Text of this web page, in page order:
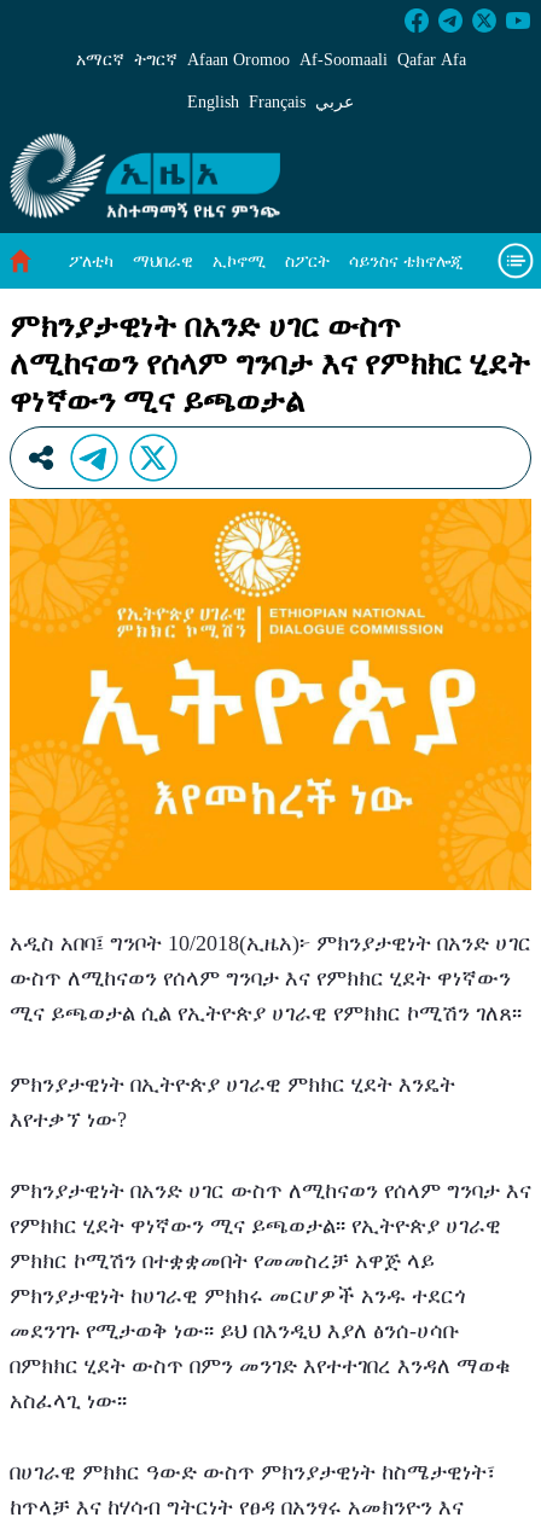
ምክንያታዊነት በአንድ ሀገር ውስጥ ለሚከናወን
አማርኛ ትግርኛ Afaan Oromoo Af‑Soomaali Qafar Afa
English Français عربي
ፖለቲካ ማህበራዊ ኢኮኖሚ ስፖርት ሳይንስና ቴክኖሎጂ
መጽሔት ስለ እኛ
ምክንያታዊነት በአንድ ሀገር ውስጥ
ለሚከናወን የሰላም ግንባታ እና የምክክር ሂደት
ዋነኛውን ሚና ይጫወታል
አዲስ አበባ፤ ግንቦት 10/2018(ኢዜአ)፦ ምክንያታዊነት በአንድ ሀገር
ውስጥ ለሚከናወን የሰላም ግንባታ እና የምክክር ሂደት ዋነኛውን
ሚና ይጫወታል ሲል የኢትዮጵያ ሀገራዊ የምክክር ኮሚሽን ገለጸ፡፡
ምክንያታዊነት በኢትዮጵያ ሀገራዊ ምክክር ሂደት እንዴት
እየተቃኘ ነው?
ምክንያታዊነት በአንድ ሀገር ውስጥ ለሚከናወን የሰላም ግንባታ እና
የምክክር ሂደት ዋነኛውን ሚና ይጫወታል፡፡ የኢትዮጵያ ሀገራዊ
ምክክር ኮሚሽን በተቋቋመበት የመመስረቻ አዋጅ ላይ
ምክንያታዊነት ከሀገራዊ ምክክሩ መርሆዎች አንዱ ተደርጎ
መደንገጉ የሚታወቅ ነው፡፡ ይህ በእንዲህ እያለ ፅንሰ-ሀሳቡ
በምክክር ሂደት ውስጥ በምን መንገድ እየተተገበረ እንዳለ ማወቁ
አስፈላጊ ነው፡፡
በሀገራዊ ምክክር ዓውድ ውስጥ ምክንያታዊነት ከስሜታዊነት፣
ከጥላቻ እና ከሃሳብ ግትርነት የፀዳ በአንፃሩ አመክንዮን እና